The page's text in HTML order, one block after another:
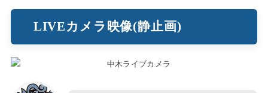
LIVEカメラ映像(静止画)